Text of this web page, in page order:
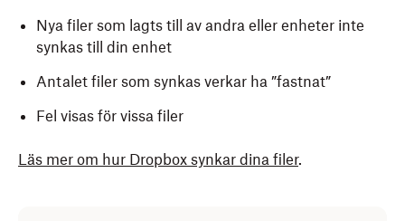
Nya filer som lagts till av andra eller enheter inte
synkas till din enhet
Antalet filer som synkas verkar ha ”fastnat”
Fel visas för vissa filer
Läs mer om hur Dropbox synkar dina filer.